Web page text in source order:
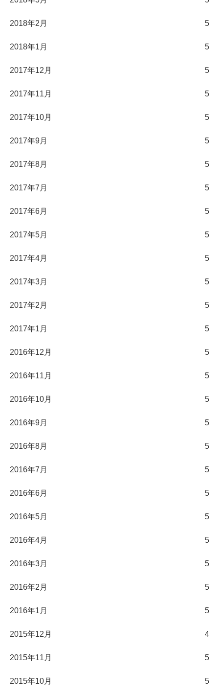
2018年2月 5
2018年1月 5
2017年12月 5
2017年11月 5
2017年10月 5
2017年9月 5
2017年8月 5
2017年7月 5
2017年6月 5
2017年5月 5
2017年4月 5
2017年3月 5
2017年2月 5
2017年1月 5
2016年12月 5
2016年11月 5
2016年10月 5
2016年9月 5
2016年8月 5
2016年7月 5
2016年6月 5
2016年5月 5
2016年4月 5
2016年3月 5
2016年2月 5
2016年1月 5
2015年12月 4
2015年11月 5
2015年10月 5